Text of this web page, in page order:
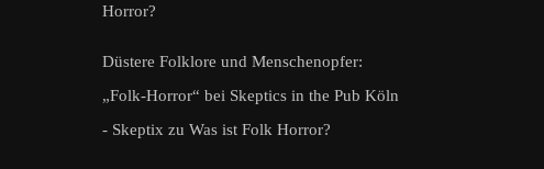
Horror?
Düstere Folklore und Menschenopfer:
„Folk-Horror“ bei Skeptics in the Pub Köln
- Skeptix zu Was ist Folk Horror?